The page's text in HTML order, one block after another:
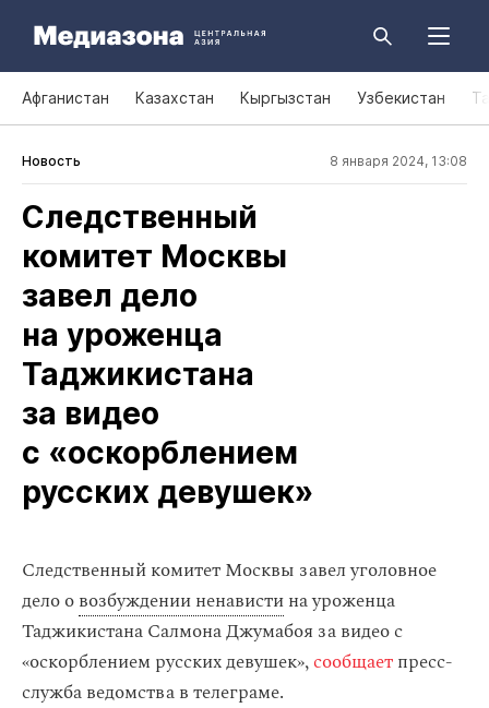
Афганистан Казахстан Кыргызстан Узбекистан
Новость 8 января 2024, 13:08
Следственный
комитет Москвы
завел дело
на уроженца
Таджикистана
за видео
с «оскорблением
русских девушек»
Следственный комитет Москвы завел уголовное
дело овозбуждении ненавистина уроженца
Таджикистана Салмона Джумабоя за видео с
«оскорблением русских девушек»,сообщаетпресс-
служба ведомства в телеграме.